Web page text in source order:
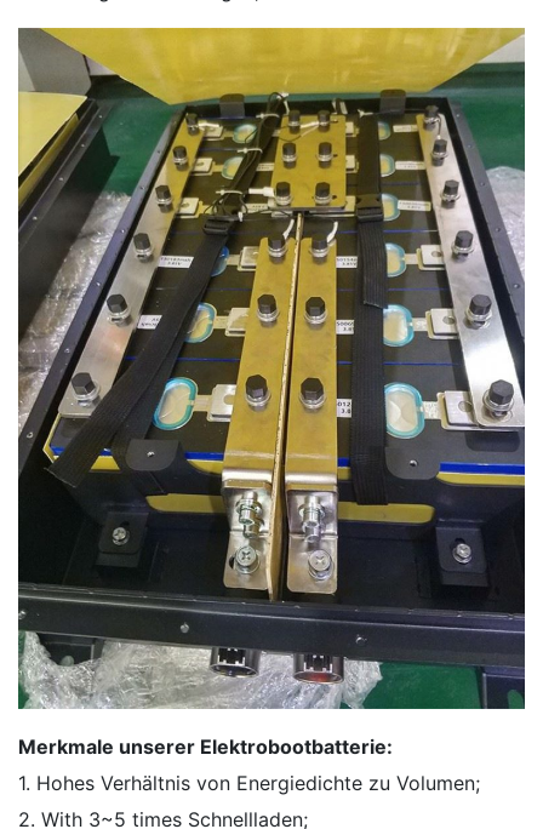
Merkmale unserer Elektrobootbatterie:
1. Hohes Verhältnis von Energiedichte zu Volumen;
2. With 3~5 times Schnellladen;